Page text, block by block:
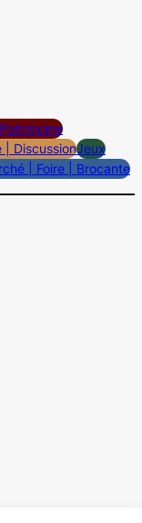
| DiscussionJeux
| Foire | Brocante